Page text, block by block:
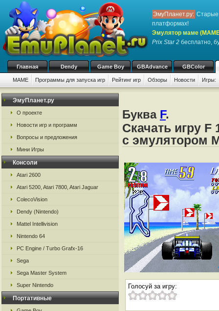
ЭмуПланет.ру: Старые
платформах!
Эмулятор маме
Prix Star 2 бесплатно,
Главная Dendy Game Boy GBAdvance GBColor
MAME Программы для запуска игр Рейтинг игр Обзоры Новости Игры:
ЭмуПланет.ру
О проекте
Новости игр и программ
Вопросы и предложения
Мини Игры
Консоли
Atari 2600
Atari 5200, Atari 7800, Atari Jaguar
ColecoVision
Dendy (Nintendo)
Mattel Intellivision
Nintendo 64
PC Engine / Turbo Grafx-16
Sega
Sega Master System
Super Nintendo
Портативные
Буква F.
Скачать игру
с эмулятором
Голосуй за игру: